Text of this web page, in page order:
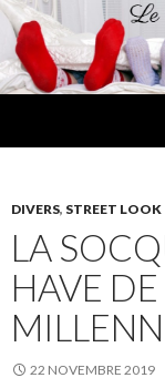
DIVERS, STREET LOOK
LA
HAVE
22 NOVEMBRE 2019